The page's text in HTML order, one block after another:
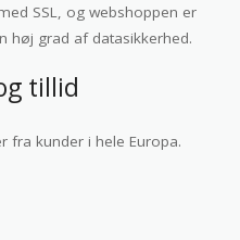
SSL, og webshoppen er
høj grad af datasikkerhed.
tillid
fra kunder i hele Europa.